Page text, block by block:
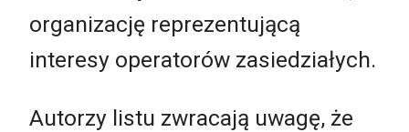
organizację reprezentującą
interesy operatorów zasiedziałych.
Autorzy listu zwracają uwagę, że